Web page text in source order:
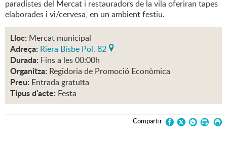
paradistes del Mercat i restauradors de la vila oferiran tapes
elaborades i vi/cervesa, en un ambient festiu.
Lloc: Mercat municipal
Adreça: Riera Bisbe Pol, 82
Durada: Fins a les 00:00h
Organitza: Regidoria de Promoció Econòmica
Preu: Entrada gratuïta
Tipus d'acte: Festa
Compartir